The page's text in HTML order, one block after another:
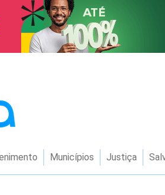
Municípios Justiça